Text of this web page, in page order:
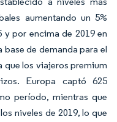
aumentando un 5%
y por encima de 2019 en
de demanda para el
que los viajeros premium
Europa captó 625
período, mientras que
niveles de 2019, lo que